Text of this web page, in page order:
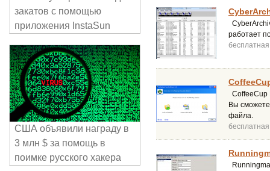
работает
бесплатная
CoffeeCup
Вы
файла.
бесплатная
закатов с помощью
приложения InstaSun
США объявили награду в
3 млн $ за помощь в
поимке русского хакера